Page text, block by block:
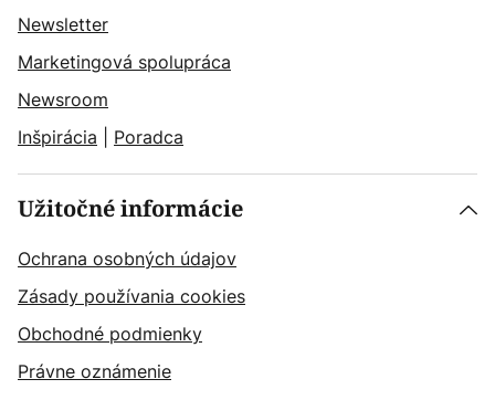
Newsletter
Marketingová spolupráca
Newsroom
Inšpirácia
Poradca
Užitočné informácie
Ochrana osobných údajov
Zásady používania cookies
Obchodné podmienky
Právne oznámenie